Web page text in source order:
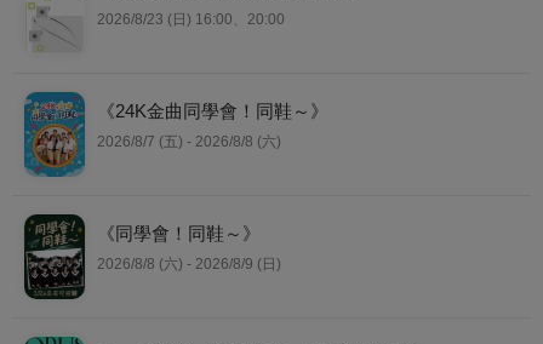
2026/8/23 (日) 16:00、20:00
《24K金曲同學會！同鞋～》
2026/8/7 (五) - 2026/8/8 (六)
《同學會！同鞋～》
2026/8/8 (六) - 2026/8/9 (日)